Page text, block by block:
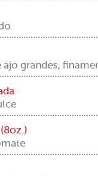
ajo grandes,